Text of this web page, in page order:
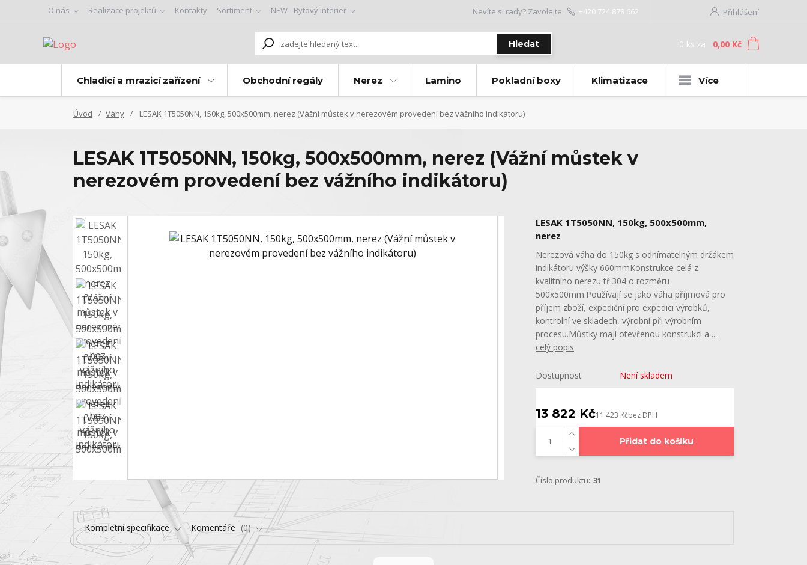
O nás Realizace projektů Kontakty Sortiment NEW - Bytový interier Přihlášení
Hledat
Nevíte si rady? Zavolejte. +420 724 878 662
0 ks za 0,00 Kč
Chladicí a mrazicí zařízení Obchodní regály Nerez Lamino Pokladní boxy Klimatizace Více
Úvod Váhy LESAK 1T5050NN, 150kg, 500x500mm, nerez (Vážní můstek v nerezovém provedení bez vážního indikátoru)
LESAK 1T5050NN, 150kg, 500x500mm, nerez (Vážní můstek v
nerezovém provedení bez vážního indikátoru)
LESAK 1T5050NN, 150kg, 500x500mm,
nerez
Nerezová váha do 150kg s odnímatelným držákem
indikátoru výšky 660mmKonstrukce celá z
kvalitního nerezu tř.304 o rozměru
500x500mm.Používají se jako váha příjmová pro
příjem zboží, expediční pro expedici výrobků,
kontrolní ve skladech, výrobní při výrobním
procesu.Můstky mají otevřenou konstrukci a ...
celý popis
Dostupnost Není skladem
13 822 Kč11 423 Kčbez DPH
Přidat do košíku
Číslo produktu: 31
Kompletní specifikace Komentáře 0